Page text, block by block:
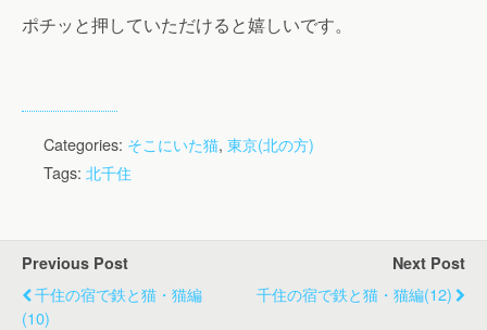
ポチッと押していただけると嬉しいです。
Categories: そこにいた猫, 東京(北の方)
Tags: 北千住
Previous Post
千住の宿で鉄と猫・猫編
(10)
Next Post
千住の宿で鉄と猫・猫編(12)